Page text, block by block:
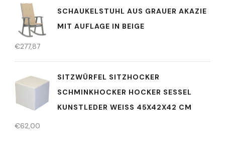
SCHAUKELSTUHL AUS GRAUER AKAZIE
MIT AUFLAGE IN BEIGE
€277,87
SITZWÜRFEL SITZHOCKER
SCHMINKHOCKER HOCKER SESSEL
KUNSTLEDER WEISS 45X42X42 CM
€62,00